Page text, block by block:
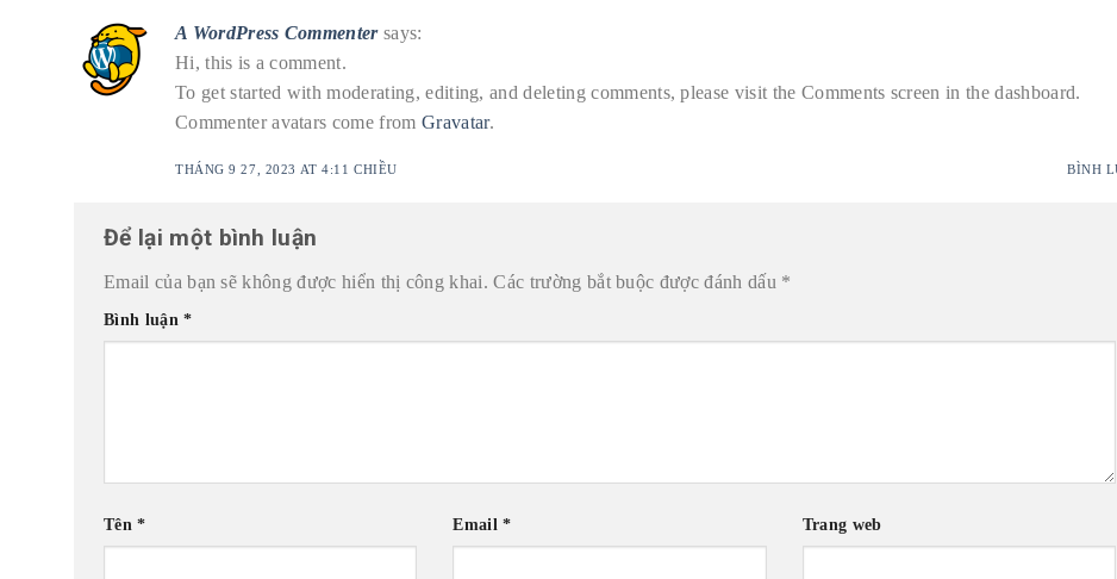
A WordPress Commenter says:
Hi, this is a comment.
To get started with moderating, editing, and deleting comments, please visit the Comments screen in the dashboard.
Commenter avatars come from Gravatar.
THÁNG 9 27, 2023 AT 4:11 CHIỀU BÌNH
Để lại một bình luận
Email của bạn sẽ không được hiển thị công khai. Các trường bắt buộc được đánh dấu *
Bình luận*
Tên* Email* Trang web